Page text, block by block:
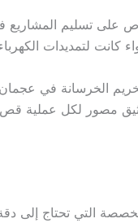
تسليم المشاريع
لتمديدات
في عجمان
مصور لكل عملية قص
التي تحتاج إلى دقة